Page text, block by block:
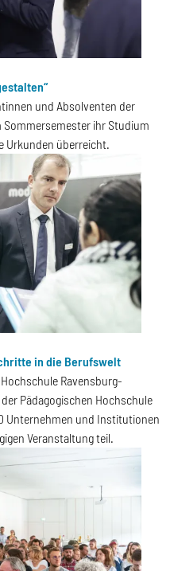
und Absolventen der
ihr Studium
Urkunden überreicht.
in die Berufswelt
Ravensburg-
Pädagogischen Hochschule
Unternehmen und Institutionen
Veranstaltung teil.